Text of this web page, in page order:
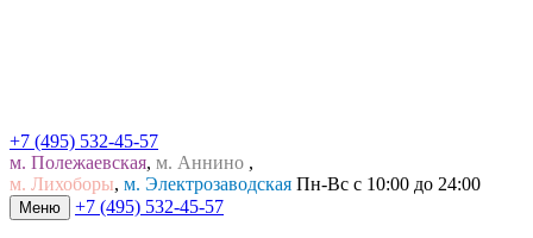
+7 (495) 532-45-57
м. Полежаевская, м. Аннино ,
м. Лихоборы, м. Электрозаводская Пн-Вс с 10:00 до 24:00
Меню +7 (495) 532-45-57